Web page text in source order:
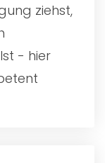
ziehst,
- hier